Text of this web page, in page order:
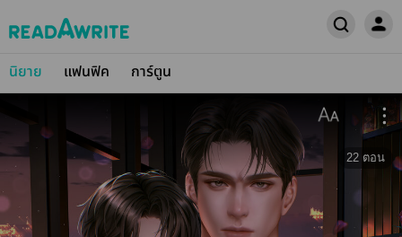
นิยาย แฟนฟิค การ์ตูน
22 ตอน